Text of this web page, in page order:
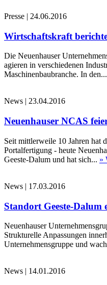
Presse | 24.06.2016
Wirtschaftskraft
Die Neuenhauser
agieren in verschiedenen
Maschinenbaubranche. In den...
News 23.04.2016
Neuenhauser NCAS
Seit mittlerweile 10 Jahren hat
Portalfertigung - heute
Geeste-Dalum und hat sich... »
News | 17.03.2016
Standort Geeste-Dalum
Neuenhauser
Strukturelle Anpassungen
Unternehmensgruppe und
News | 14.01.2016